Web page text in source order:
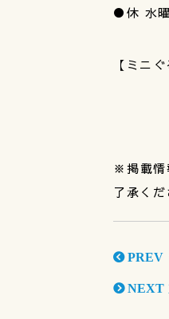
●休 水
【ミニ
※掲載情
了承くだ
PREV
NEXT